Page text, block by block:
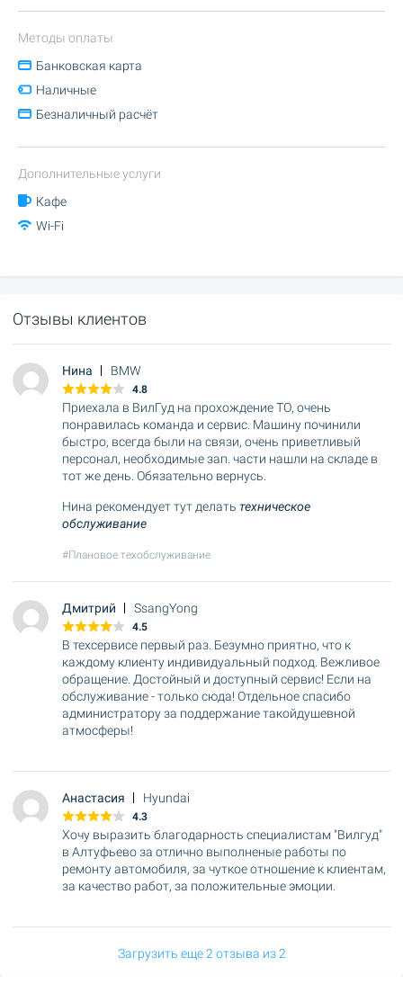
Методы оплаты
Банковская карта
Наличные
Безналичный расчёт
Дополнительные услуги
Кафе
Wi-Fi
Отзывы клиентов
Нина BMW
4.8
Приехала в ВилГуд на прохождение ТО, очень
понравилась команда и сервис. Машину починили
быстро, всегда были на связи, очень приветливый
персонал, необходимые зап. части нашли на складе в
тот же день. Обязательно вернусь.
Нина рекомендует тут делать техническое
обслуживание
#Плановое техобслуживание
Дмитрий SsangYong
4.5
В техсервисе первый раз. Безумно приятно, что к
каждому клиенту индивидуальный подход. Вежливое
обращение. Достойный и доступный сервис! Если на
обслуживание - только сюда! Отдельное спасибо
администратору за поддержание такойдушевной
атмосферы!
Анастасия Hyundai
4.3
Хочу выразить благодарность специалистам "Вилгуд"
в Алтуфьево за отлично выполненые работы по
ремонту автомобиля, за чуткое отношение к клиентам,
за качество работ, за положительные эмоции.
Загрузить еще 2 отзыва из 2